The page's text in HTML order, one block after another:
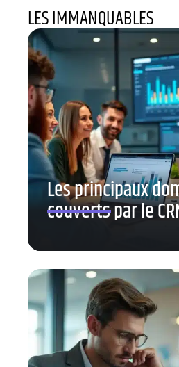
LES IMMANQUABLES
Les principaux
couverts par le